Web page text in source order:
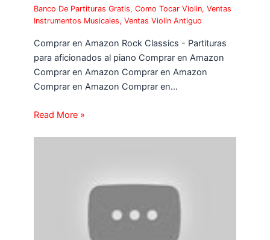
Banco De Partituras Gratis,Como Tocar Violin,Ventas
Instrumentos Musicales,Ventas Violin Antiguo
Comprar en Amazon Rock Classics - Partituras
para aficionados al piano Comprar en Amazon
Comprar en Amazon Comprar en Amazon
Comprar en Amazon Comprar en…
Read More »